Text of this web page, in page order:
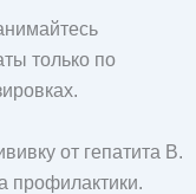
только по
от гепатита В.
профилактики.